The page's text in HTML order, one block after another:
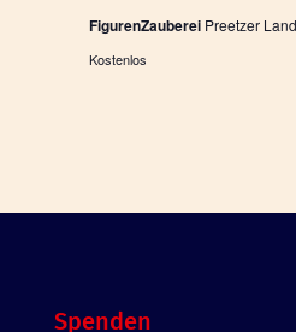
FigurenZauberei Preetzer
Kostenlos
Spenden